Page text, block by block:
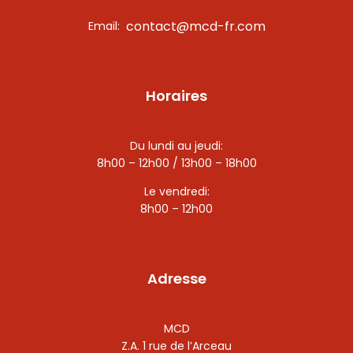
Email: contact@mcd-fr.com
Horaires
Du lundi au jeudi:
8h00 – 12h00 / 13h00 – 18h00
Le vendredi:
8h00 – 12h00
Adresse
MCD
Z.A. 1 rue de l’Arceau